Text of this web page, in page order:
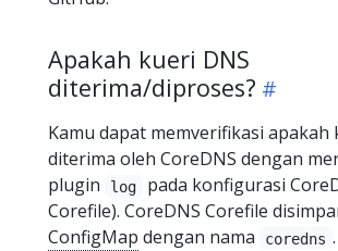
Apakah kueri DNS
diterima/diproses?
Kamu dapat memverifikasi apakah
diterima oleh CoreDNS dengan
plugin
log
pada konfigurasi
Corefile). CoreDNS Corefile
ConfigMap dengan nama coredns